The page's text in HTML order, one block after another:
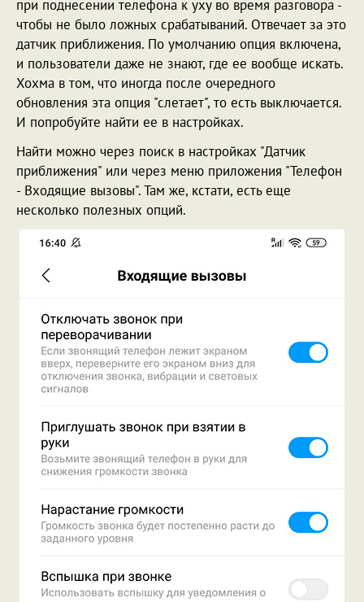
при поднесении телефона к уху во время разговора -
чтобы не было ложных срабатываний. Отвечает за это
датчик приближения. По умолчанию опция включена,
и пользователи даже не знают, где ее вообще искать.
Хохма в том, что иногда после очередного
обновления эта опция "слетает", то есть выключается.
И попробуйте найти ее в настройках.
Найти можно через поиск в настройках "Датчик
приближения" или через меню приложения "Телефон
- Входящие вызовы". Там же, кстати, есть еще
несколько полезных опций.